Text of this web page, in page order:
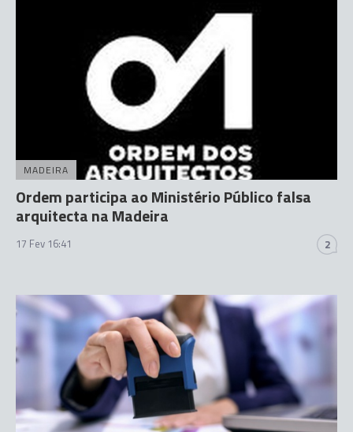
MADEIRA
Ordem participa ao Ministério Público falsa
arquitecta na Madeira
17 Fev 16:41 2